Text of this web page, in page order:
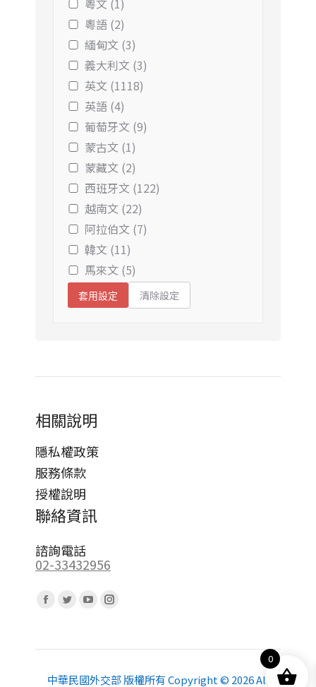
粵文 (1)
粵語 (2)
緬甸文 (3)
義大利文 (3)
英文 (1118)
英語 (4)
葡萄牙文 (9)
蒙古文 (1)
蒙藏文 (2)
西班牙文 (122)
越南文 (22)
阿拉伯文 (7)
韓文 (11)
馬來文 (5)
套用設定 清除設定
相關說明
隱私權政策
服務條款
授權說明
聯絡資訊
諮詢電話
02-33432956
Facebook
opens
new
Twitter
opens
new
YouTube
opens
new
Instagram
opens
new
中華民國外交部 版權所有 Copyright © 2026 All
0